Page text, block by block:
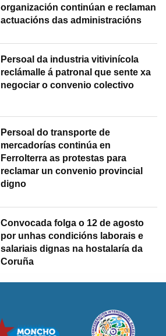
organización continúan e reclaman
actuacións das administracións
Persoal da industria vitivinícola
reclámalle á patronal que sente xa
negociar o convenio colectivo
Persoal do transporte de
mercadorías continúa en
Ferrolterra as protestas para
reclamar un convenio provincial
digno
Convocada folga o 12 de agosto
por unhas condicións laborais e
salariais dignas na hostalaría da
Coruña